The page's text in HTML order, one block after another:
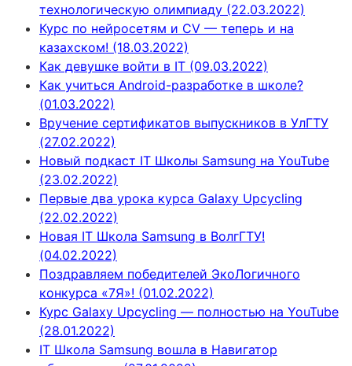
технологическую олимпиаду (22.03.2022)
Курс по нейросетям и CV — теперь и на
казахском! (18.03.2022)
Как девушке войти в IT (09.03.2022)
Как учиться Android-разработке в школе?
(01.03.2022)
Вручение сертификатов выпускников в УлГТУ
(27.02.2022)
Новый подкаст IT Школы Samsung на YouTube
(23.02.2022)
Первые два урока курса Galaxy Upcycling
(22.02.2022)
Новая IT Школа Samsung в ВолгГТУ!
(04.02.2022)
Поздравляем победителей ЭкоЛогичного
конкурса «7Я»! (01.02.2022)
Курс Galaxy Upcycling — полностью на YouTube
(28.01.2022)
IT Школа Samsung вошла в Навигатор